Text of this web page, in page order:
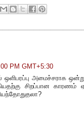
PM GMT+5:30
அமைச்சராக
சிறப்பான